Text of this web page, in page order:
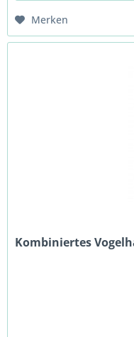
Merken
Kombiniertes